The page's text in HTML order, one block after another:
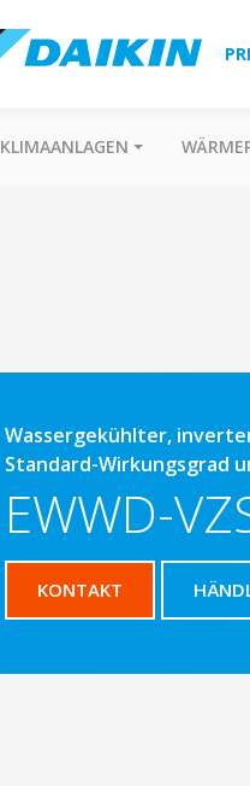
KLIMAANLAGEN
Wassergekühlter,
Standard-Wirkungsgrad
EWWD-
KONTAKT